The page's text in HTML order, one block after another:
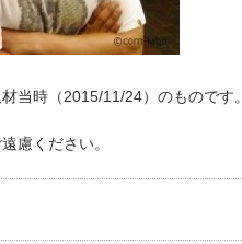
当時（2015/11/24）のものです。
慮ください。